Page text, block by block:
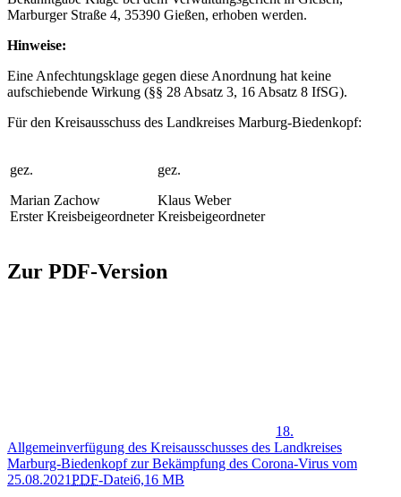
Marburger Straße 4, 35390 Gießen, erhoben werden.
Hinweise:
Eine Anfechtungsklage gegen diese Anordnung hat keine
aufschiebende Wirkung (§§ 28 Absatz 3, 16 Absatz 8 IfSG).
Für den Kreisausschuss des Landkreises Marburg-Biedenkopf:
gez.
Marian Zachow
Erster Kreisbeigeordneter
gez.
Klaus Weber
Kreisbeigeordneter
Zur PDF-Version
18.
Allgemeinverfügung des Kreisausschusses des Landkreises
Marburg-Biedenkopf zur Bekämpfung des Corona-Virus vom
25.08.2021PDF-Datei6,16 MB